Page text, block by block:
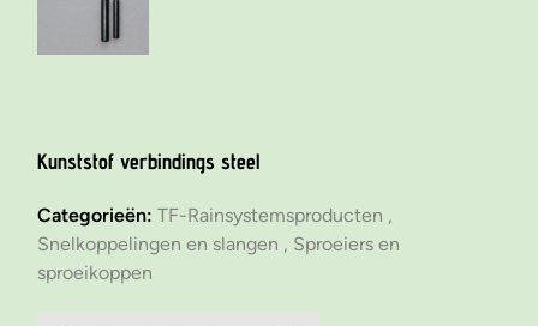
Kunststof verbindings steel
Categorieën: TF-Rainsystemsproducten ,
Snelkoppelingen en slangen , Sproeiers en
sproeikoppen